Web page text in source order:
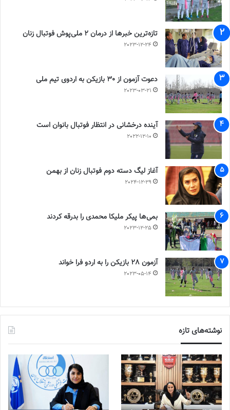
تازه‌ترین خبرها از درمان ۲ ملی‌پوش فوتبال زنان
2023-12-24
دعوت آزمون از 30 بازیکن به اردوی تیم ملی
2023-03-21
آینده درخشانی در انتظار فوتبال بانوان است
2022-12-10
آغاز لیگ دسته دوم فوتبال زنان از بهمن
2024-12-29
بمی‌ها پیکر ملیکا محمدی را بدرقه کردند
2023-12-25
آزمون 28 بازیکن را به اردو فرا خواند
2023-05-14
نوشته‌های تازه